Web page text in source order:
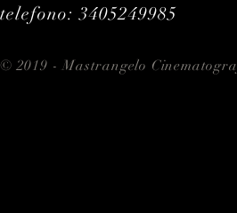
telefono: 3405249985
© 2019 - Mastrangelo